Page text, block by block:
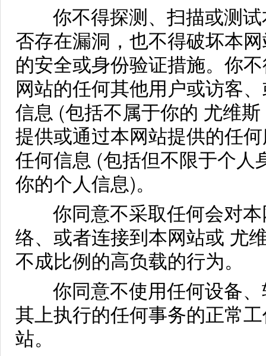
你不得探测、扫描或测试
否存在漏洞，也不得破坏本
的安全或身份验证措施。你
网站的任何其他用户或访客
信息 (包括不属于你的 尤维
提供或通过本网站提供的任
任何信息 (包括但不限于个人
你的个人信息)。
你同意不采取任何会对本
络、或者连接到本网站或 尤
不成比例的高负载的行为。
你同意不使用任何设备、
其上执行的任何事务的正常
站。